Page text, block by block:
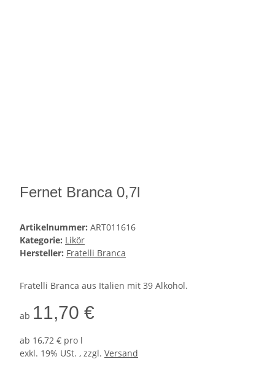
Fernet Branca 0,7l
Artikelnummer: ART011616
Kategorie: Likör
Hersteller: Fratelli Branca
Fratelli Branca aus Italien mit 39 Alkohol.
ab 11,70 €
ab 16,72 € pro l
exkl. 19% USt. , zzgl. Versand